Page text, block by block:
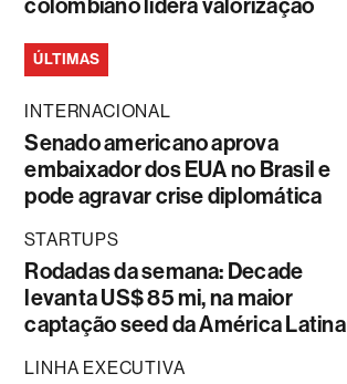
ÚLTIMAS
INTERNACIONAL
Senado americano aprova
embaixador dos EUA no Brasil e
pode agravar crise diplomática
STARTUPS
Rodadas da semana: Decade
levanta US$ 85 mi, na maior
captação seed da América Latina
LINHA EXECUTIVA